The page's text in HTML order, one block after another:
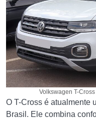
Volkswagen T-
O T-Cross é atualmente
Brasil. Ele combina